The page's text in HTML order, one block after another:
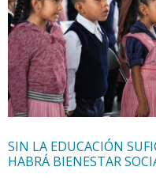
Internacional
Cultura
SIN LA EDUCACIÓN
HABRÁ BIENESTAR